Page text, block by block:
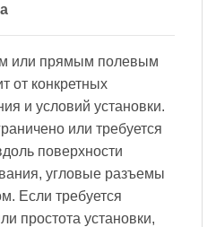
или прямым полевым
от конкретных
и условий установки.
или требуется
поверхности
угловые разъемы
Если требуется
простота установки,